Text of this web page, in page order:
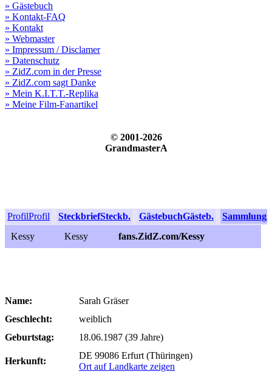
» Gästebuch
» Kontakt-FAQ
» Kontakt
» Webmaster
» Impressum / Disclamer
» Datenschutz
» ZidZ.com in der Presse
» ZidZ.com sagt Danke
» Mein K.I.T.T.-Replika
» Meine Film-Fanartikel
© 2001-2026
GrandmasterA
ProfilProfil SteckbriefSteckb. GästebuchGästeb. Sammlung
Kessy
Kessy fans.ZidZ.com/Kessy
Name:
Sarah Gräser
Geschlecht:
weiblich
Geburtstag:
18.06.1987 (39 Jahre)
Herkunft:
DE 99086 Erfurt (Thüringen)
Ort auf Landkarte zeigen